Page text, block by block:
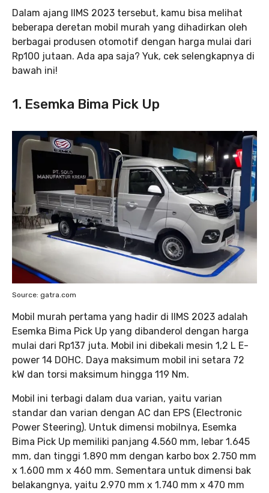
Dalam ajang IIMS 2023 tersebut, kamu bisa melihat
beberapa deretan mobil murah yang dihadirkan oleh
berbagai produsen otomotif dengan harga mulai dari
Rp100 jutaan. Ada apa saja? Yuk, cek selengkapnya di
bawah ini!
1. Esemka Bima Pick Up
Source: gatra.com
Mobil murah pertama yang hadir di IIMS 2023 adalah
Esemka Bima Pick Up yang dibanderol dengan harga
mulai dari Rp137 juta. Mobil ini dibekali mesin 1,2 L E-
power 14 DOHC. Daya maksimum mobil ini setara 72
kW dan torsi maksimum hingga 119 Nm.
Mobil ini terbagi dalam dua varian, yaitu varian
standar dan varian dengan AC dan EPS (Electronic
Power Steering). Untuk dimensi mobilnya, Esemka
Bima Pick Up memiliki panjang 4.560 mm, lebar 1.645
mm, dan tinggi 1.890 mm dengan karbo box 2.750 mm
x 1.600 mm x 460 mm. Sementara untuk dimensi bak
belakangnya, yaitu 2.970 mm x 1.740 mm x 470 mm